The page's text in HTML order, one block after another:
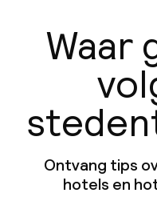
Waar
Ontvang tips
hotels en